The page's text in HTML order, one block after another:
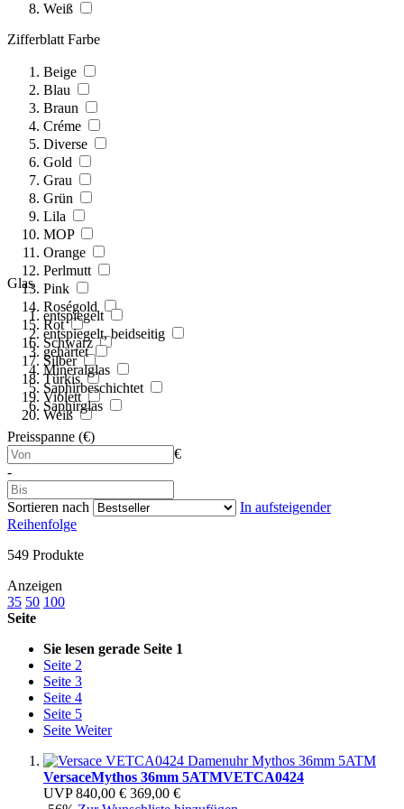
Weiß
Zifferblatt Farbe
Beige
Blau
Braun
Créme
Diverse
Gold
Grau
Grün
Lila
MOP
Orange
Perlmutt
Pink
Roségold
Rot
Schwarz
Silber
Türkis
Violett
Weiß
Glas
entspiegelt
entspiegelt, beidseitig
gehärtet
Mineralglas
Saphirbeschichtet
Saphirglas
Preisspanne (€)
€
-
Sortieren nach
In aufsteigender
Reihenfolge
549 Produkte
Anzeigen
35 50 100
Seite
Sie lesen gerade Seite 1
Seite 2
Seite 3
Seite 4
Seite 5
Seite Weiter
VersaceMythos 36mm 5ATMVETCA0424
UVP 840,00 € 369,00 €